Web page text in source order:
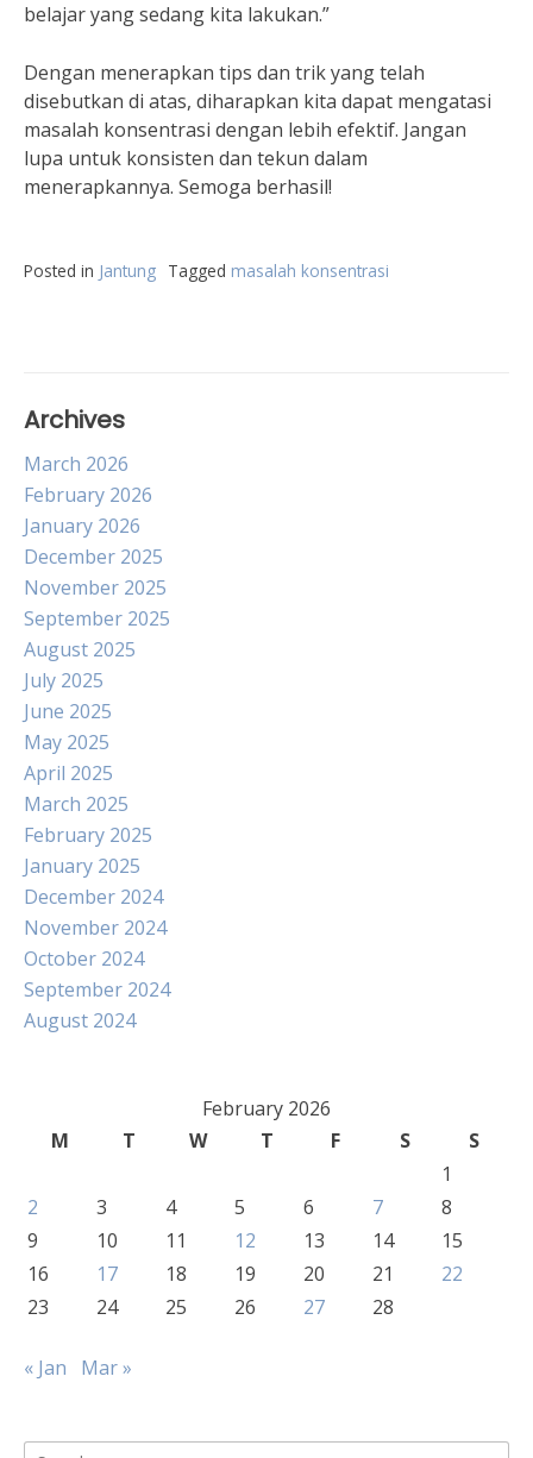
belajar yang sedang kita lakukan.”
Dengan menerapkan tips dan trik yang telah
disebutkan di atas, diharapkan kita dapat mengatasi
masalah konsentrasi dengan lebih efektif. Jangan
lupa untuk konsisten dan tekun dalam
menerapkannya. Semoga berhasil!
Posted in Jantung Tagged masalah konsentrasi
Archives
March 2026
February 2026
January 2026
December 2025
November 2025
September 2025
August 2025
July 2025
June 2025
May 2025
April 2025
March 2025
February 2025
January 2025
December 2024
November 2024
October 2024
September 2024
August 2024
February 2026
M
T W T F S
S
1
2
3 4 5 6 7
8
9
10 11 12 13 14
15
16
17 18 19 20 21
22
23
24 25 26 27 28
« Jan Mar »